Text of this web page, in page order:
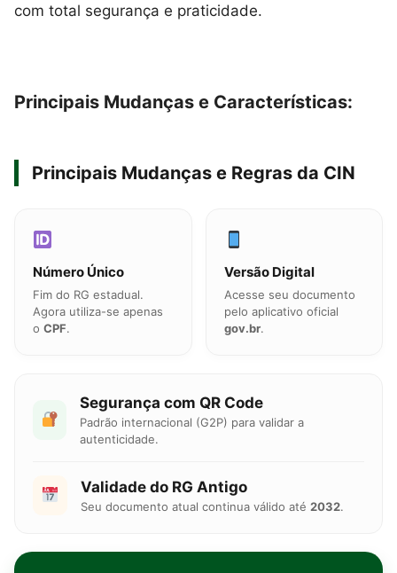
com total segurança e praticidade.
Principais Mudanças e Características:
Principais Mudanças e Regras da CIN
Número Único
Fim do RG estadual.
Agora utiliza-se apenas
o CPF.
Versão Digital
Acesse seu documento
pelo aplicativo oficial
gov.br.
Segurança com QR Code
Padrão internacional (G2P) para validar a
autenticidade.
Validade do RG Antigo
Seu documento atual continua válido até 2032.